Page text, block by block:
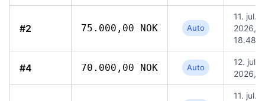
#2 75.000,00 NOK Auto
11. jul.
2026,
18.48
#4 70.000,00 NOK Auto
12. jul.
2026,
11. jul.